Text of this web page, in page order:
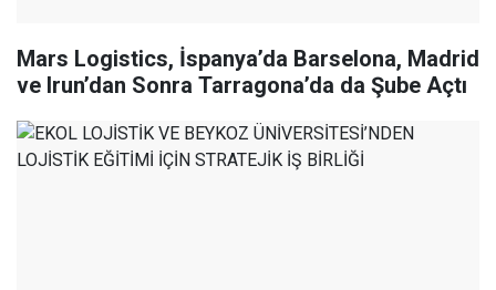
Mars Logistics, İspanya’da Barselona, Madrid
ve Irun’dan Sonra Tarragona’da da Şube Açtı